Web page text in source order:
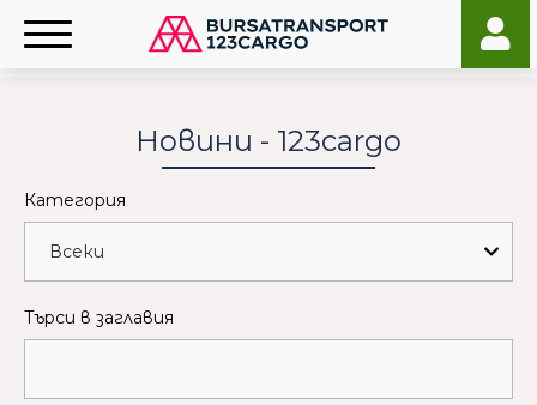
Новини - 123cargo
Категория
Търси в заглавия